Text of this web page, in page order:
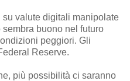
valute digitali manipolate
buono nel futuro
peggiori. Gli
Reserve.
più possibilità ci saranno